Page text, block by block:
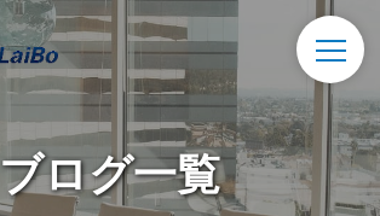
ブログ一覧